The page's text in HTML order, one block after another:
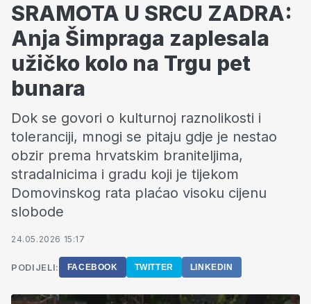
SRAMOTA U SRCU ZADRA:
Anja Šimpraga zaplesala
užičko kolo na Trgu pet
bunara
Dok se govori o kulturnoj raznolikosti i
toleranciji, mnogi se pitaju gdje je nestao
obzir prema hrvatskim braniteljima,
stradalnicima i gradu koji je tijekom
Domovinskog rata plaćao visoku cijenu
slobode
24.05.2026 15:17
PODIJELI: FACEBOOK TWITTER LINKEDIN